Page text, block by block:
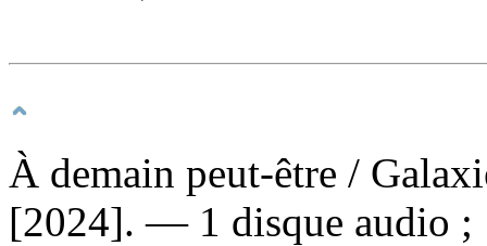
À demain peut-être /
[2024]. — 1 disque audio ;